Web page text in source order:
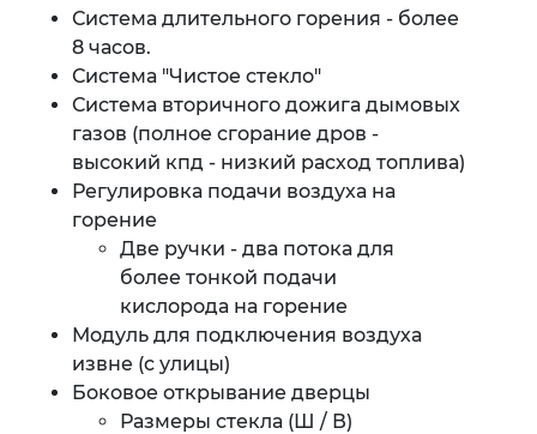
Система длительного горения - более
8 часов.
Система "Чистое стекло"
Система вторичного дожига дымовых
газов (полное сгорание дров -
высокий кпд - низкий расход топлива)
Регулировка подачи воздуха на
горение
Две ручки - два потока для
более тонкой подачи
кислорода на горение
Модуль для подключения воздуха
извне (с улицы)
Боковое открывание дверцы
Размеры стекла (Ш / В)